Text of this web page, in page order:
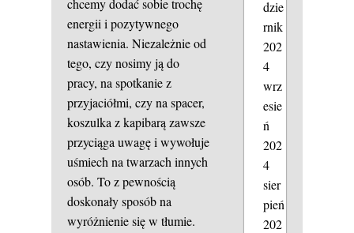
chcemy dodać sobie trochę
energii i pozytywnego
nastawienia. Niezależnie od
tego, czy nosimy ją do
pracy, na spotkanie z
przyjaciółmi, czy na spacer,
koszulka z kapibarą zawsze
przyciąga uwagę i wywołuje
uśmiech na twarzach innych
osób. To z pewnością
doskonały sposób na
wyróżnienie się w tłumie.
dzie
rnik
202
4
wrz
esie
ń
202
4
sier
pień
202